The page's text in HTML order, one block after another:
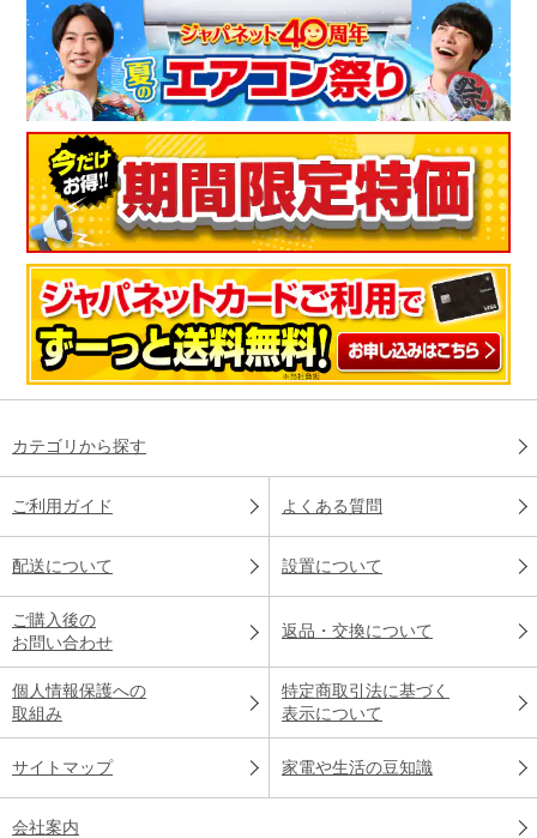
カテゴリから探す
ご利用ガイド よくある質問
配送について 設置について
ご購入後の
お問い合わせ
返品・交換について
個人情報保護への
取組み
特定商取引法に基づく
表示について
サイトマップ 家電や生活の豆知識
会社案内